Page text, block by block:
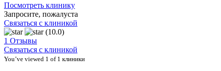
Посмотреть клинику
Запросите, пожалуста
Связаться с клиникой
(10.0)
1 Отзывы
Связаться с клиникой
You’ve viewed 1 of 1 клиники